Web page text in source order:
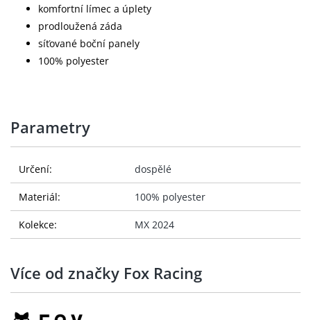
komfortní límec a úplety
prodloužená záda
síťované boční panely
100% polyester
Parametry
Určení: dospělé
Materiál: 100% polyester
Kolekce: MX 2024
Více od značky Fox Racing